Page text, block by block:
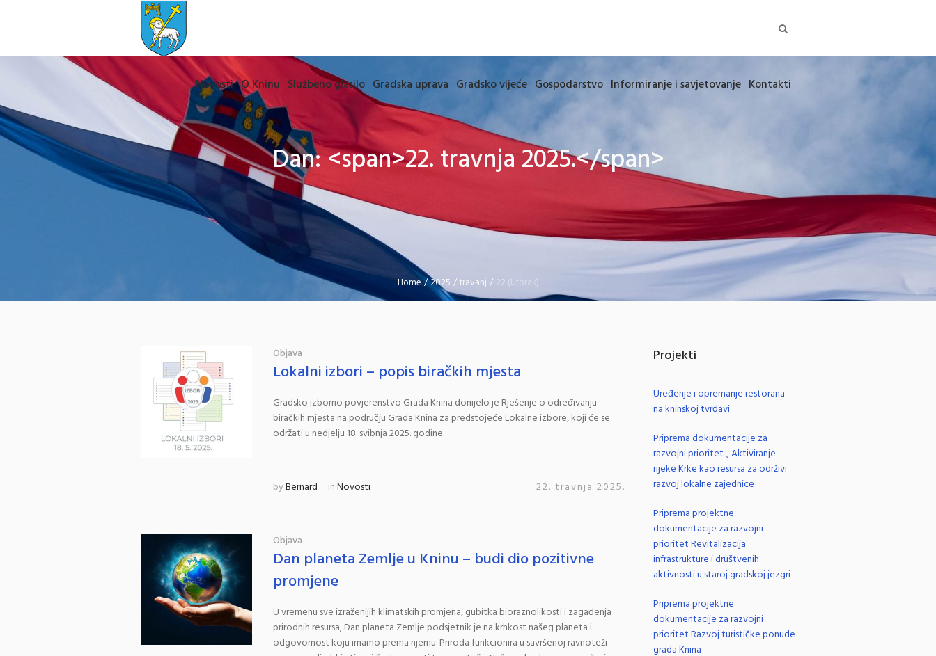
Novosti O Kninu Službeno glasilo Gradska uprava Gradsko vijeće Gospodarstvo Informiranje i savjetovanje Kontakti
Dan: <span>22. travnja 2025.</span>
Home/2025 /travanj /22 (Utorak)
Objava
Lokalni izbori – popis biračkih mjesta
Gradsko izborno povjerenstvo Grada Knina donijelo je Rješenje o određivanju
biračkih mjesta na području Grada Knina za predstojeće Lokalne izbore, koji će se
održati u nedjelju 18. svibnja 2025. godine.
byBernard inNovosti 22. travnja 2025.
Objava
Dan planeta Zemlje u Kninu – budi dio pozitivne
promjene
U vremenu sve izraženijih klimatskih promjena, gubitka bioraznolikosti i zagađenja
prirodnih resursa, Dan planeta Zemlje podsjetnik je na krhkost našeg planeta i
odgovornost koju imamo prema njemu. Priroda funkcionira u savršenoj ravnoteži –
Projekti
Uređenje i opremanje restorana
na kninskoj tvrđavi
Priprema dokumentacije za
razvojni prioritet „ Aktiviranje
rijeke Krke kao resursa za održivi
razvoj lokalne zajednice
Priprema projektne
dokumentacije za razvojni
prioritet Revitalizacija
infrastrukture i društvenih
aktivnosti u staroj gradskoj jezgri
Priprema projektne
dokumentacije za razvojni
prioritet Razvoj turističke ponude
grada Knina